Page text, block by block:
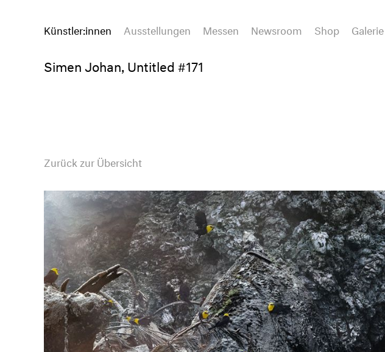
Künstler:innen Ausstellungen Messen Newsroom Shop Galerie
Simen Johan, Untitled #171
Zurück zur Übersicht